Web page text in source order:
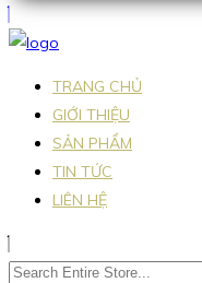
TRANG CHỦ
GIỚI THIỆU
SẢN PHẨM
TIN TỨC
LIÊN HỆ